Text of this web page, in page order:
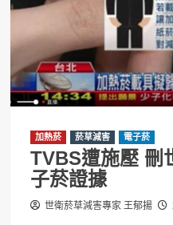
加熱菸 菸草減害 電子菸
TVBS遭施壓 刪
子菸證據
世衛菸草減害專家 王郁揚